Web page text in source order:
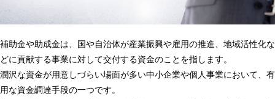
補助金や助成金は、国や自治体が産業振興や雇用の推進、地域活性化な
どに貢献する事業に対して交付する資金のことを指します。
潤沢な資金が用意しづらい場面が多い中小企業や個人事業において、有
用な資金調達手段の一つです。